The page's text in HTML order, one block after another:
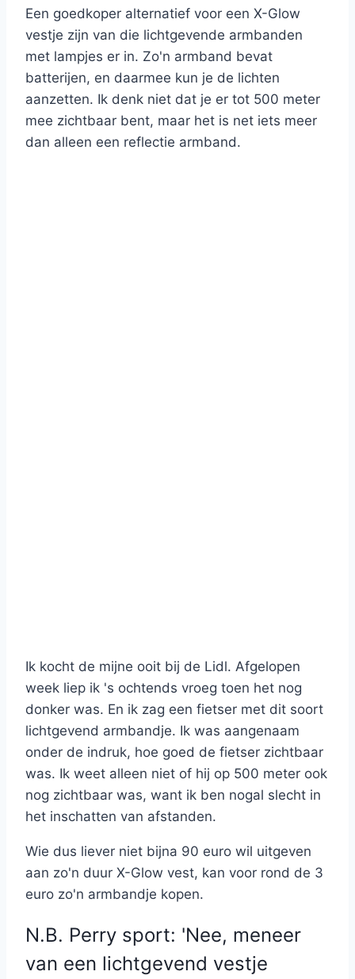
Een goedkoper alternatief voor een X-Glow
vestje zijn van die lichtgevende armbanden
met lampjes er in. Zo'n armband bevat
batterijen, en daarmee kun je de lichten
aanzetten. Ik denk niet dat je er tot 500 meter
mee zichtbaar bent, maar het is net iets meer
dan alleen een reflectie armband.
Ik kocht de mijne ooit bij de Lidl. Afgelopen
week liep ik 's ochtends vroeg toen het nog
donker was. En ik zag een fietser met dit soort
lichtgevend armbandje. Ik was aangenaam
onder de indruk, hoe goed de fietser zichtbaar
was. Ik weet alleen niet of hij op 500 meter ook
nog zichtbaar was, want ik ben nogal slecht in
het inschatten van afstanden.
Wie dus liever niet bijna 90 euro wil uitgeven
aan zo'n duur X-Glow vest, kan voor rond de 3
euro zo'n armbandje kopen.
N.B. Perry sport: 'Nee, meneer
van een lichtgevend vestje